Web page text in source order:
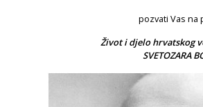
pozvati Vas na
Život i djelo hrvatskog
SVETOZARA